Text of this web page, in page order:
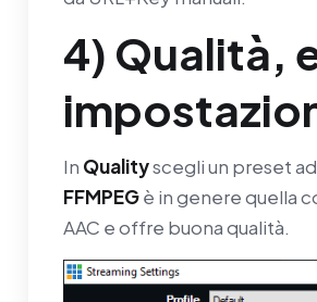
4) Qualità,
In Qualityscegli un preset
FFMPEGè in genere quella
AAC e offre buona qualità.